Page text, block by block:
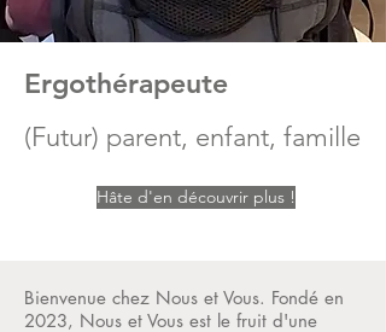
Ergothérapeute
(Futur) parent, enfant, famille
Hâte d'en découvrir plus !
Bienvenue chez Nous et Vous. Fondé en
2023, Nous et Vous est le fruit d'une